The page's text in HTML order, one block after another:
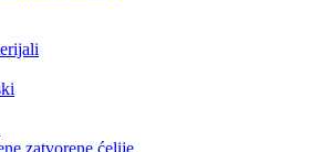
zatvorene ćelije